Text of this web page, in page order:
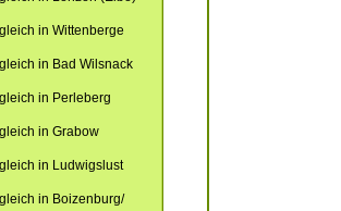
in Wittenberge
in Bad Wilsnack
in Perleberg
in Grabow
in Ludwigslust
in Boizenburg/